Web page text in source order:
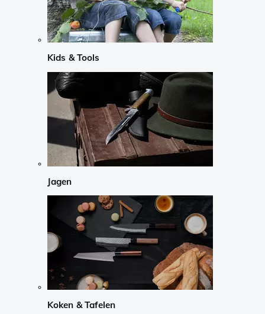
Kids & Tools
Jagen
Koken & Tafelen